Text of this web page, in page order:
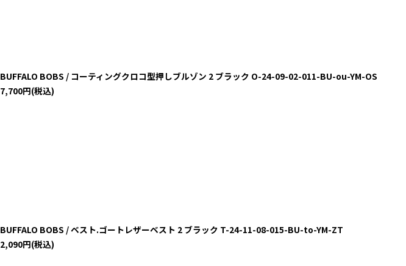
BUFFALO BOBS / コーティングクロコ型押しブルゾン 2 ブラック O-24-09-02-011-BU-ou-YM-OS
7,700円(税込)
BUFFALO BOBS / ベスト.ゴートレザーベスト 2 ブラック T-24-11-08-015-BU-to-YM-ZT
2,090円(税込)